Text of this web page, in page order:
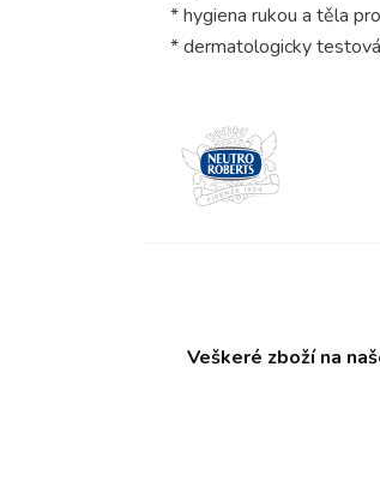
* hygiena rukou a těla
* dermatologicky
Veškeré zboží na